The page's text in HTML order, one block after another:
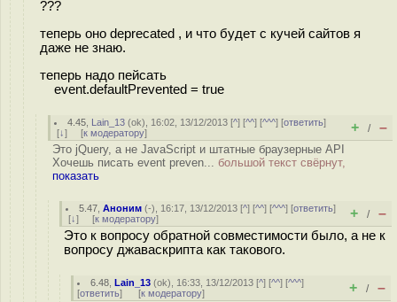
???
теперь оно deprecated , и что будет с кучей сайтов я
даже не знаю.
теперь надо пейсать
event.defaultPrevented = true
4.45 Lain_13 (ok), 16:02, 13/12/2013 [^] [^^] [^^^] [ответить]
[↓] [к модератору] + / –
Это jQuery, а не JavaScript и штатные браузерные API
Хочешь писать event preven... большой текст свёрнут,
показать
5.47 ,Аноним (-), 16:17, 13/12/2013 [^] [^^] [^^^] [ответить]
[↓] [к модератору] + / –
Это к вопросу обратной совместимости было, а не к
вопросу джаваскрипта как такового.
6.48 ,Lain_13 (ok), 16:33, 13/12/2013 [^] [^^] [^^^]
[ответить] [к модератору] + / –